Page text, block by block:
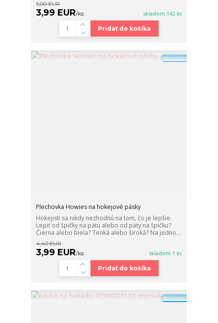
5,00 EUR
3,99 EUR/ks skladom 142 ks
Pridať do košíka
Novinka
Plechovka Howies na hokejové pásky
Hokejisti sa nikdy nezhodnú na tom, čo je lepšie.
Lepiť od špičky na pätu alebo od päty na špičku?
Čierna alebo biela? Tenká alebo široká? Na jedno...
4,40 EUR
3,99 EUR/ks skladom 1 ks
Pridať do košíka
Novinka